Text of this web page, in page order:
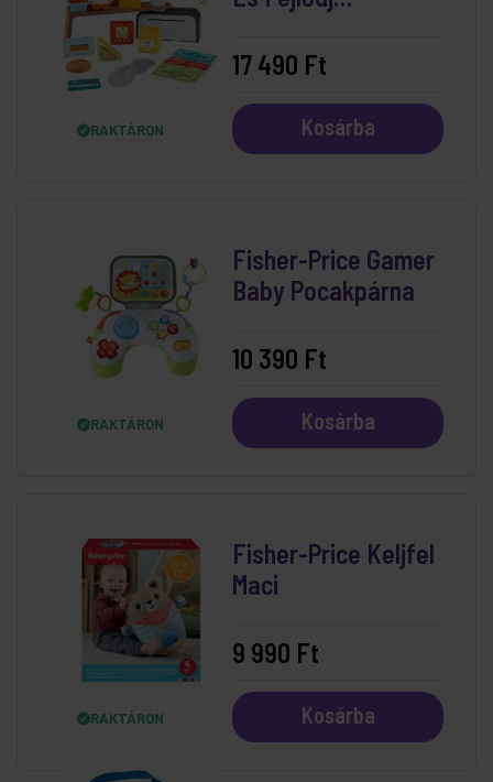
RAKTÁRON
17 490 Ft
Kosárba
RAKTÁRON
Fisher-Price Gamer
Baby Pocakpárna
10 390 Ft
Kosárba
RAKTÁRON
Fisher-Price Keljfel
Maci
9 990 Ft
Kosárba